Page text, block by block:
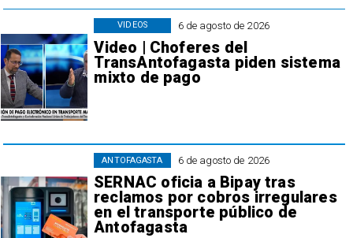
6 de agosto de 2026
Video | Choferes del
TransAntofagasta piden sistema
mixto de pago
VIDEOS
6 de agosto de 2026
SERNAC oficia a Bipay tras
reclamos por cobros irregulares
en el transporte público de
Antofagasta
ANTOFAGASTA